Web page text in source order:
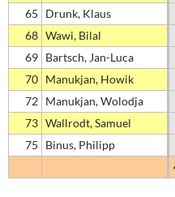
65
Drunk, Klaus
68 Wawi, Bilal
69 Bartsch, Jan-Luca
70 Manukjan, Howik
72 Manukjan, Wolodja
73 Wallrodt, Samuel
75
Binus, Philipp